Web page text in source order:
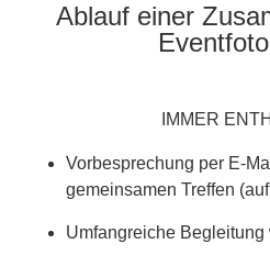
Ablauf einer
IMMER
Vorbesprechung per E-
gemeinsamen Treffen
Umfangreiche